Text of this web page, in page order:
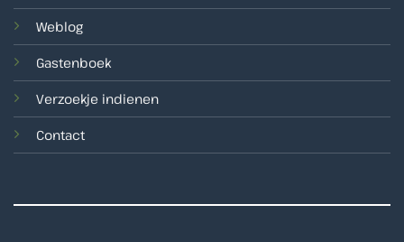
Weblog
Gastenboek
Verzoekje indienen
Contact